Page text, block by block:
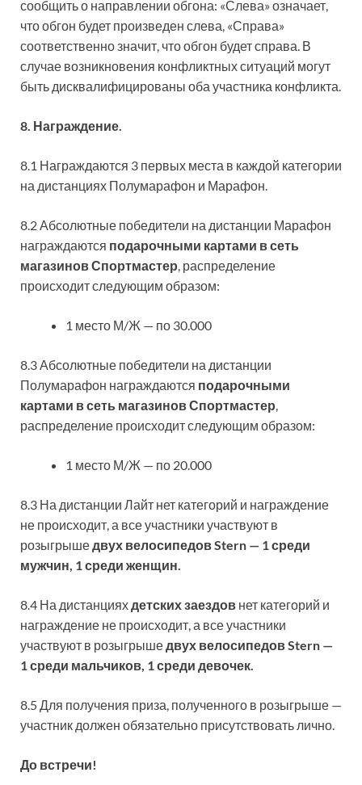
сообщить о направлении обгона: «Слева» означает,
что обгон будет произведен слева, «Справа»
соответственно значит, что обгон будет справа. В
случае возникновения конфликтных ситуаций могут
быть дисквалифицированы оба участника конфликта.
8. Награждение.
8.1 Награждаются 3 первых места в каждой категории
на дистанциях Полумарафон и Марафон.
8.2 Абсолютные победители на дистанции Марафон
награждаются подарочными картами в сеть
магазинов Спортмастер, распределение
происходит следующим образом:
1 место М/Ж — по 30.000
8.3 Абсолютные победители на дистанции
Полумарафон награждаются подарочными
картами в сеть магазинов Спортмастер,
распределение происходит следующим образом:
1 место М/Ж — по 20.000
8.3 На дистанции Лайт нет категорий и награждение
не происходит, а все участники участвуют в
розыгрышедвух велосипедов Stern — 1 среди
мужчин, 1 среди женщин.
8.4 На дистанцияхдетских заездов нет категорий и
награждение не происходит, а все участники
участвуют в розыгрышедвух велосипедов Stern —
1 среди мальчиков, 1 среди девочек.
8.5 Для получения приза, полученного в розыгрыше —
участник должен обязательно присутствовать лично.
До встречи!